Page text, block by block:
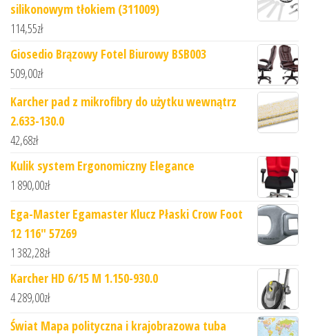
silikonowym tłokiem (311009)
114,55zł
Giosedio Brązowy Fotel Biurowy BSB003
509,00zł
Karcher pad z mikrofibry do użytku wewnątrz
2.633-130.0
42,68zł
Kulik system Ergonomiczny Elegance
1 890,00zł
Ega-Master Egamaster Klucz Płaski Crow Foot
12 116" 57269
1 382,28zł
Karcher HD 6/15 M 1.150-930.0
4 289,00zł
Świat Mapa polityczna i krajobrazowa tuba